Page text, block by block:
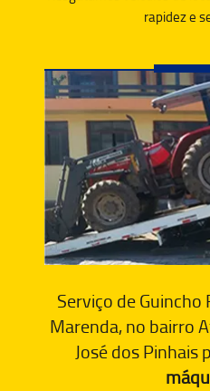
rapidez e
Serviço de
Marenda, no bairro
José dos Pinhais